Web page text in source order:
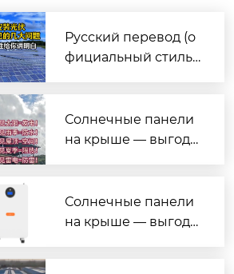
Русский перевод (о
фициальный стиль,
ошюры)
Солнечные панели
на крыше — выгода
Солнечные панели
на крыше — выгода